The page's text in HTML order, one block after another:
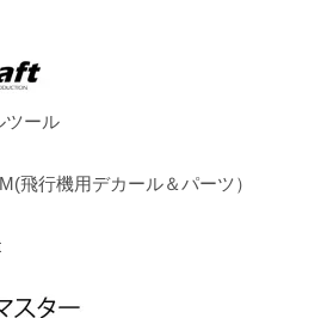
ツール
飛行機用デカール＆パーツ）